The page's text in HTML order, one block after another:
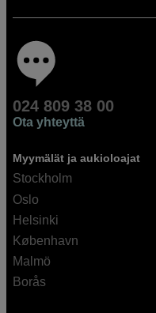
024 809 38 00
Ota yhteyttä
Myymälät ja aukioloajat
Stockholm
Oslo
Helsinki
København
Malmö
Borås